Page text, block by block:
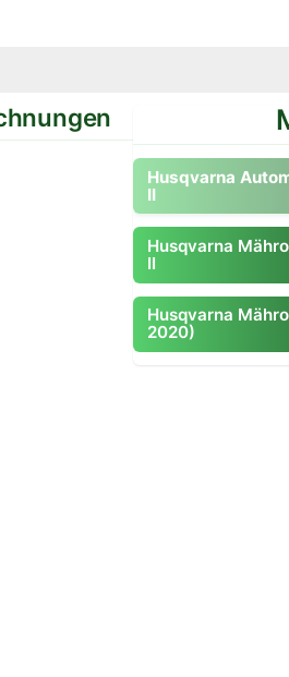
Standard
Husqvarna
II
Zum Modell gehen
Husqvarna
II
Husqvarna
2020)